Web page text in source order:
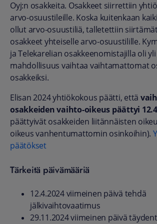
Oyj:n osakkeita. Osakkeet siirrettiin
arvo-osuustileille. Koska kuitenkaan
ollut arvo-osuustiliä, talletettiin
osakkeet yhteiselle arvo-osuustilille.
ja Telekarelian osakkeenomistajilla oli
mahdollisuus vaihtaa vaihtamattomat
osakkeiksi.
Elisan 2024 yhtiökokous päätti, että
osakkeiden vaihto-oikeus päättyi
päättyivät osakkeiden liitännäisten
oikeus vanhentumattomin osinkoihin).
päätökset
Tärkeitä päivämääriä
12.4.2024viimeinen päivä tehdä
jälkivaihtovaatimus
29.11.2024viimeinen päivä